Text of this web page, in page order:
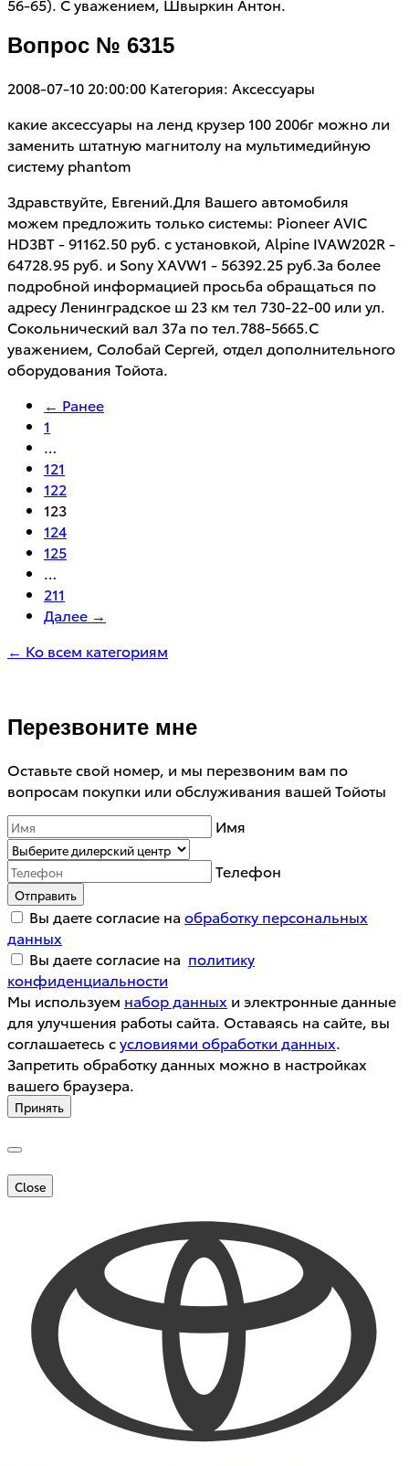
56-65). С уважением, Швыркин Антон.
Вопрос № 6315
2008-07-10 20:00:00 Категория: Аксессуары
какие аксессуары на ленд крузер 100 2006г можно ли
заменить штатную магнитолу на мультимедийную
систему phantom
Здравствуйте, Евгений.Для Вашего автомобиля
можем предложить только системы: Pioneer AVIC
HD3BT - 91162.50 руб. с установкой, Alpine IVAW202R -
64728.95 руб. и Sony XAVW1 - 56392.25 руб.За более
подробной информацией просьба обращаться по
адресу Ленинградское ш 23 км тел 730-22-00 или ул.
Сокольнический вал 37а по тел.788-5665.С
уважением, Солобай Сергей, отдел дополнительного
оборудования Тойота.
← Ранее
1
…
121
122
123
124
125
…
211
Далее →
← Ко всем категориям
Перезвоните мне
Оставьте свой номер, и мы перезвоним вам по
вопросам покупки или обслуживания вашей Тойоты
Имя
Телефон
Отправить
Вы даете согласие на обработку персональных
данных
Вы даете согласие на политику
конфиденциальности
Мы используем набор данных и электронные данные
для улучшения работы сайта. Оставаясь на сайте, вы
соглашаетесь сусловиями обработки данных.
Запретить обработку данных можно в настройках
вашего браузера.
Принять
Close